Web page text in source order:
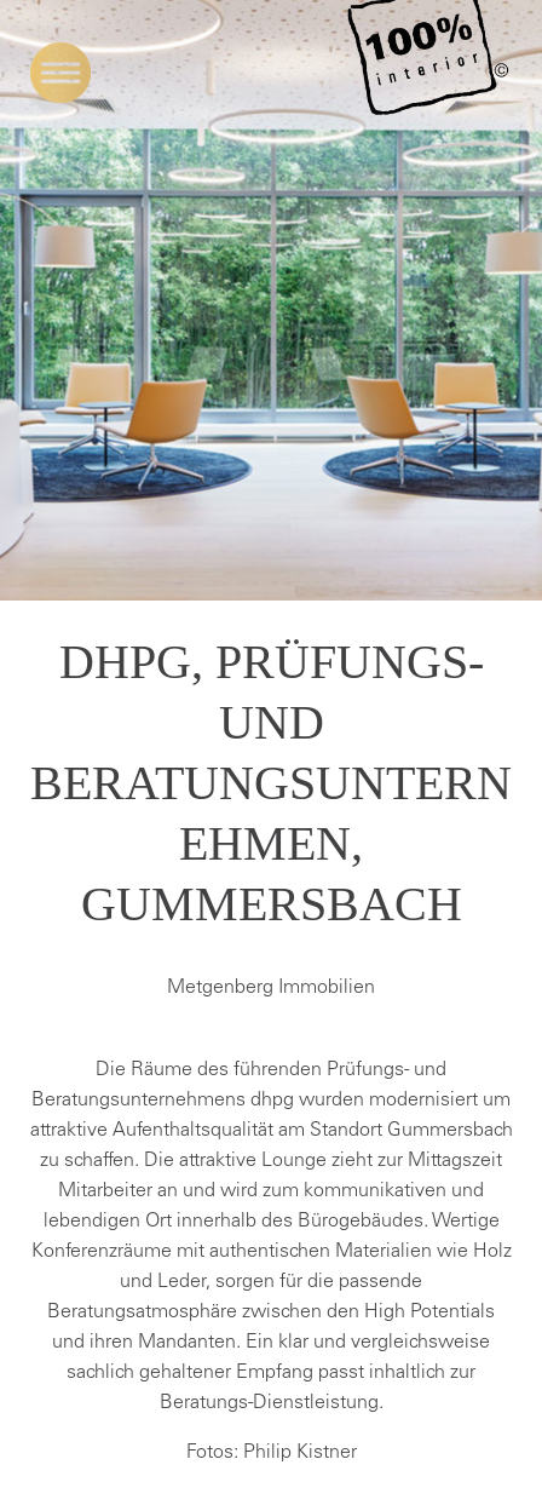
DHPG, PRÜFUNGS-
UND
BERATUNGSUNTERN
EHMEN,
GUMMERSBACH
Metgenberg Immobilien
Die Räume des führenden Prüfungs- und
Beratungsunternehmens dhpg wurden modernisiert um
attraktive Aufenthaltsqualität am Standort Gummersbach
zu schaffen. Die attraktive Lounge zieht zur Mittagszeit
Mitarbeiter an und wird zum kommunikativen und
lebendigen Ort innerhalb des Bürogebäudes. Wertige
Konferenzräume mit authentischen Materialien wie Holz
und Leder, sorgen für die passende
Beratungsatmosphäre zwischen den High Potentials
und ihren Mandanten. Ein klar und vergleichsweise
sachlich gehaltener Empfang passt inhaltlich zur
Beratungs-Dienstleistung.
Fotos: Philip Kistner